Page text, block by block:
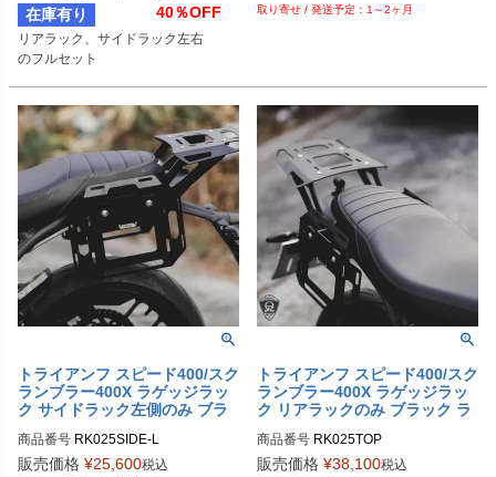
在庫有り 40％OFF
リアラック、サイドラック左右
1～2ヶ月
トライアンフ スピード400/スク
ランブラー400X ラゲッジラッ
ク サイドラック左側のみ ブラ
商品番号 RK025SIDE-L
販売価格 ¥25,600税込
トライアンフ スピード400/スク
ランブラー400X ラゲッジラッ
ク リアラックのみ ブラック ラ
商品番号 RK025TOP
販売価格 ¥38,100税込